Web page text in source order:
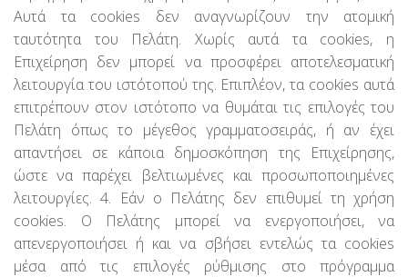
Αυτά τα cookies δεν αναγνωρίζουν την ατομική
ταυτότητα του Πελάτη. Χωρίς αυτά τα cookies, η
Επιχείρηση δεν μπορεί να προσφέρει αποτελεσματική
λειτουργία του ιστότοπού της. Επιπλέον, τα cookies αυτά
επιτρέπουν στον ιστότοπο να θυμάται τις επιλογές του
Πελάτη όπως το μέγεθος γραμματοσειράς, ή αν έχει
απαντήσει σε κάποια δημοσκόπηση της Επιχείρησης,
ώστε να παρέχει βελτιωμένες και προσωποποιημένες
λειτουργίες. 4. Εάν ο Πελάτης δεν επιθυμεί τη χρήση
cookies. Ο Πελάτης μπορεί να ενεργοποιήσει, να
απενεργοποιήσει ή και να σβήσει εντελώς τα cookies
μέσα από τις επιλογές ρύθμισης στο πρόγραμμα